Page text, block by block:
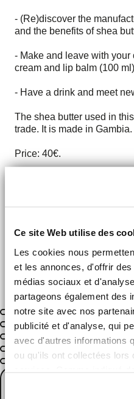
Ce site Web utilise des
Les cookies nous
et les annonces, d'offrir
médias sociaux et
partageons également des
notre site avec nos
publicité et d'analyse, qui
avec d'autres informations
ou qu'ils ont collectées lors
- (Re)discover the
and the benefits of shea
- Make and leave with your
cream and lip balm (100
- Have a drink and meet
The shea butter used in
trade. It is made in Gambia.
Price: 40€.